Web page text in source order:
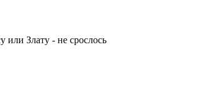
или Злату - не срослось